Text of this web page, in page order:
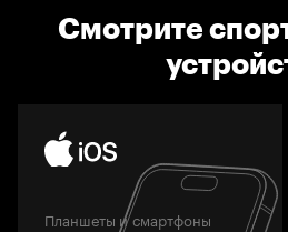
Смотрите
Планшеты и смартфоны